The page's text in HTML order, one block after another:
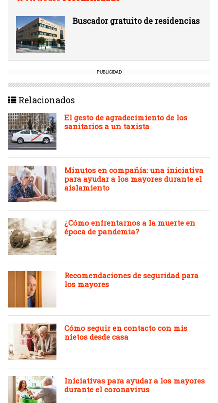
Buscador gratuito de residencias
PUBLICIDAD
Relacionados
El gesto de agradecimiento de los
sanitarios a un taxista
Minutos en compañía: una iniciativa
para ayudar a los mayores durante el
aislamiento
¿Cómo enfrentarnos a la muerte en
época de pandemia?
Recomendaciones de seguridad para
los mayores
Cómo seguir en contacto con mis
nietos desde casa
Iniciativas para ayudar a los mayores
durante el coronavirus